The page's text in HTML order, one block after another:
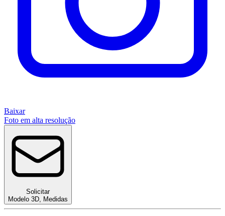
Baixar
Foto em alta resolução
Solicitar
Modelo 3D
Medidas